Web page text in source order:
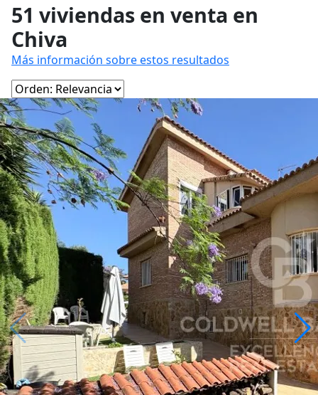
51 viviendas en venta en
Chiva
Más información sobre estos resultados